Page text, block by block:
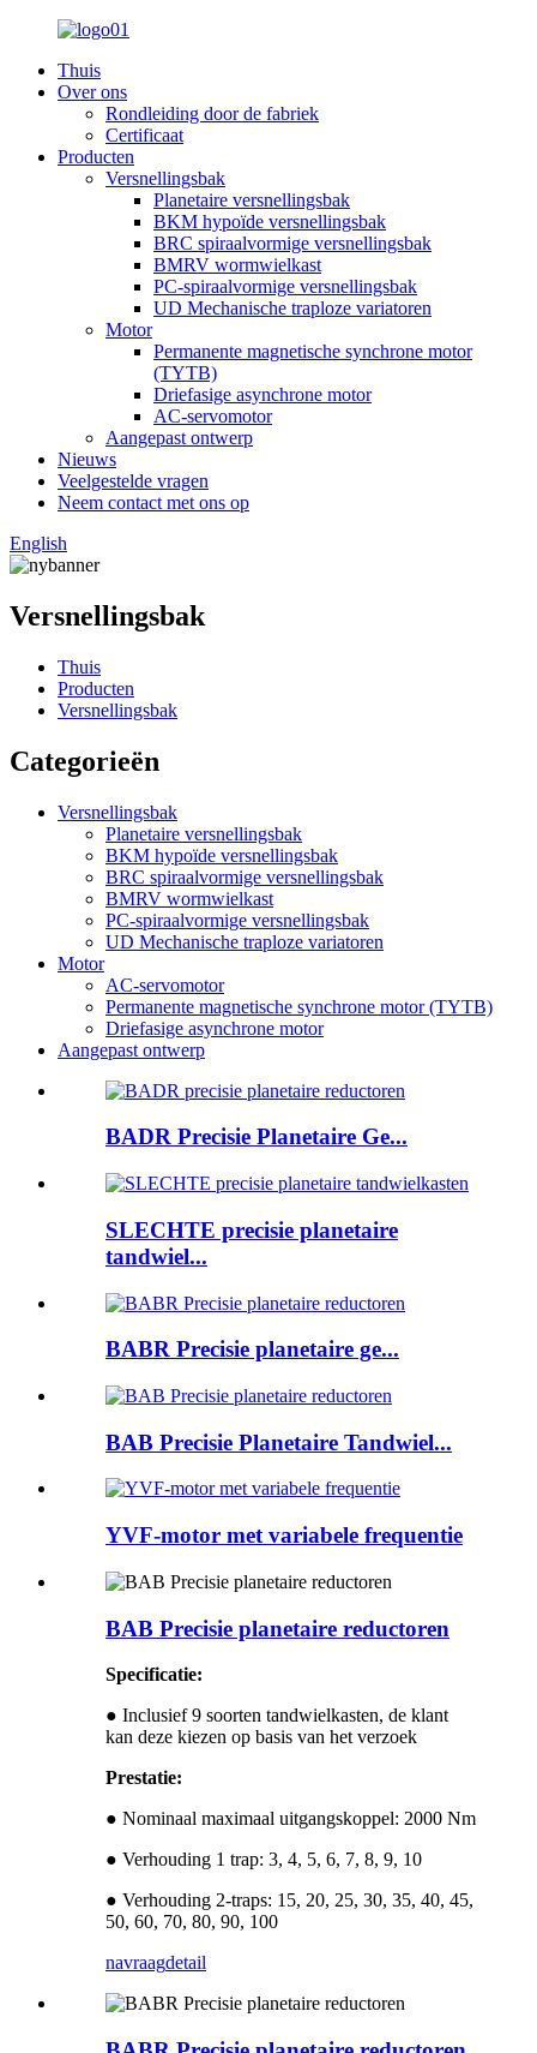
Thuis
Over ons
Rondleiding door de fabriek
Certificaat
Producten
Versnellingsbak
Planetaire versnellingsbak
BKM hypoïde versnellingsbak
BRC spiraalvormige versnellingsbak
BMRV wormwielkast
PC-spiraalvormige versnellingsbak
UD Mechanische traploze variatoren
Motor
Permanente magnetische synchrone motor
(TYTB)
Driefasige asynchrone motor
AC-servomotor
Aangepast ontwerp
Nieuws
Veelgestelde vragen
Neem contact met ons op
English
Versnellingsbak
Thuis
Producten
Versnellingsbak
Categorieën
Versnellingsbak
Planetaire versnellingsbak
BKM hypoïde versnellingsbak
BRC spiraalvormige versnellingsbak
BMRV wormwielkast
PC-spiraalvormige versnellingsbak
UD Mechanische traploze variatoren
Motor
AC-servomotor
Permanente magnetische synchrone motor (TYTB)
Driefasige asynchrone motor
Aangepast ontwerp
BADR Precisie Planetaire Ge...
SLECHTE precisie planetaire
tandwiel...
BABR Precisie planetaire ge...
BAB Precisie Planetaire Tandwiel...
YVF-motor met variabele frequentie
BAB Precisie planetaire reductoren
Specificatie:
● Inclusief 9 soorten tandwielkasten, de klant
kan deze kiezen op basis van het verzoek
Prestatie:
● Nominaal maximaal uitgangskoppel: 2000 Nm
● Verhouding 1 trap: 3, 4, 5, 6, 7, 8, 9, 10
● Verhouding 2-traps: 15, 20, 25, 30, 35, 40, 45,
50, 60, 70, 80, 90, 100
navraagdetail